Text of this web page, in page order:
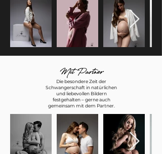
Mit Partner
Die besondere Zeit der
Schwangerschaft in natürlichen
und liebevollen Bildern
festgehalten – gerne auch
gemeinsam mit dem Partner.